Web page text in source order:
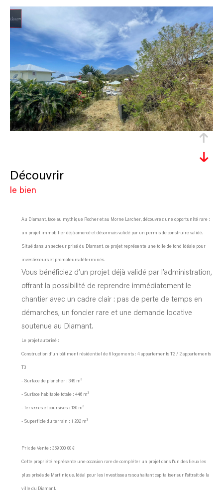
découvrir
le bien
Au Diamant, face au mythique Rocher et au Morne Larcher, découvrez une opportunité rare :
un projet immobilier déjà amorcé et désormais validé par un permis de construire validé.
Situé dans un secteur prisé du Diamant, ce projet représente une toile de fond idéale pour
investisseurs et promoteurs déterminés.
Vous bénéficiez d’un projet déjà validé par l’administration,
offrant la possibilité de reprendre immédiatement le
chantier avec un cadre clair : pas de perte de temps en
démarches, un foncier rare et une demande locative
soutenue au Diamant.
Le projet autorisé :
Construction d’un bâtiment résidentiel de 6 logements : 4 appartements T2 / 2 appartements
T3
- Surface de plancher : 349 m²
- Surface habitable totale : 446 m²
- Terrasses et coursives : 130 m²
- Superficie du terrain : 1 282 m²
Prix de Vente : 359 000. 00 €
Cette propriété représente une occasion rare de compléter un projet dans l'un des lieux les
plus prisés de Martinique. Idéal pour les investisseurs souhaitant capitaliser sur l'attrait de la
ville du Diamant.